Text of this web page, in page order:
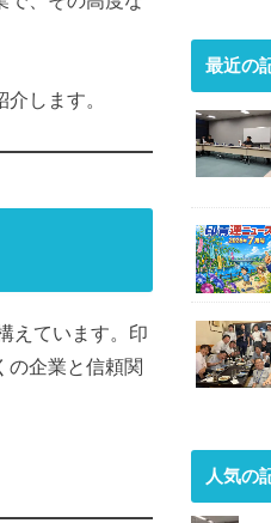
します。
えています。印
の企業と信頼関
最近の
人気の